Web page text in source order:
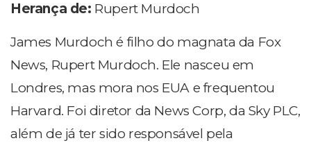
Herança de: Rupert Murdoch
James Murdoch é filho do magnata da Fox
News, Rupert Murdoch. Ele nasceu em
Londres, mas mora nos EUA e frequentou
Harvard. Foi diretor da News Corp, da Sky PLC,
além de já ter sido responsável pela